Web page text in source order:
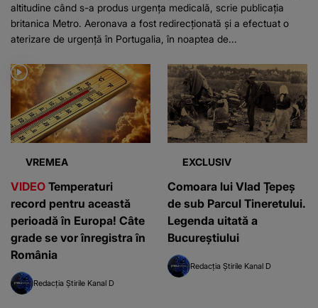
altitudine când s-a produs urgența medicală, scrie publicația
britanica Metro. Aeronava a fost redirecționată și a efectuat o
aterizare de urgență în Portugalia, în noaptea de...
VREMEA
VIDEO Temperaturi
record pentru această
perioadă în Europa! Câte
grade se vor înregistra în
România
Redacția Știrile Kanal D
EXCLUSIV
Comoara lui Vlad Țepeș
de sub Parcul Tineretului.
Legenda uitată a
Bucureștiului
Redacția Știrile Kanal D